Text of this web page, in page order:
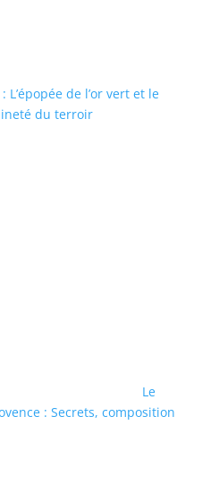
L’épopée de l’or vert et le
du terroir
Le
: Secrets, composition